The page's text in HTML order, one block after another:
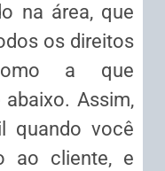
na área, que
os direitos
a que
Assim,
quando você
ao cliente, e